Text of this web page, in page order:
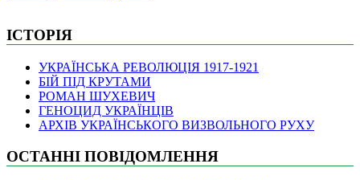
ІСТОРІЯ
УКРАЇНСЬКА РЕВОЛЮЦІЯ 1917-1921
БІЙ ПІД КРУТАМИ
РОМАН ШУХЕВИЧ
ГЕНОЦИД УКРАЇНЦІВ
АРХІВ УКРАЇНСЬКОГО ВИЗВОЛЬНОГО РУХУ
ОСТАННІ ПОВІДОМЛЕННЯ